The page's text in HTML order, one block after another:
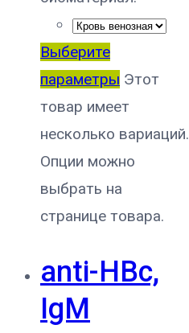
Выберите
параметры Этот
товар имеет
несколько вариаций.
Опции можно
выбрать на
странице товара.
anti-HBc,
IgM